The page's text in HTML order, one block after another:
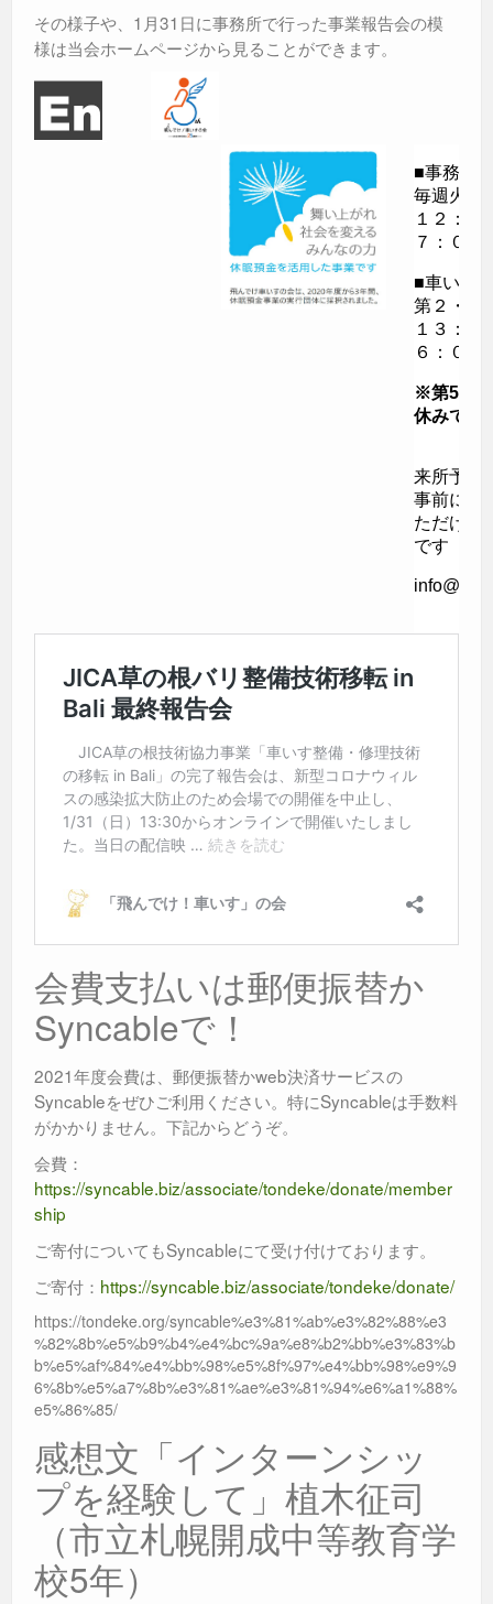
その様子や、1月31日に事務所で行った事業報告会の模
様は当会ホームページから見ることができます。
会費支払いは郵便振替か
Syncableで！
2021年度会費は、郵便振替かweb決済サービスの
Syncableをぜひご利用ください。特にSyncableは手数料
がかかりません。下記からどうぞ。
会費：
https://syncable.biz/associate/tondeke/donate/member
ship
ご寄付についてもSyncableにて受け付けております。
ご寄付： https://syncable.biz/associate/tondeke/donate/
https://tondeke.org/syncable%e3%81%ab%e3%82%88%e3
%82%8b%e5%b9%b4%e4%bc%9a%e8%b2%bb%e3%83%b
b%e5%af%84%e4%bb%98%e5%8f%97%e4%bb%98%e9%9
6%8b%e5%a7%8b%e3%81%ae%e3%81%94%e6%a1%88%
e5%86%85/
感想文「インターンシッ
プを経験して」植木征司
（市立札幌開成中等教育学
校5年）